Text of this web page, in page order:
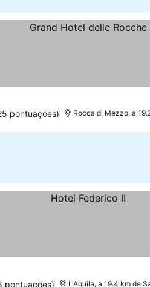
pontuações) Rocca di Mezzo, a
pontuações) L'Aquila, a 19.4 km de